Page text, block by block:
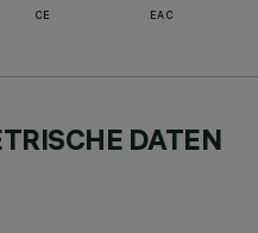
CE EAC
DATEN